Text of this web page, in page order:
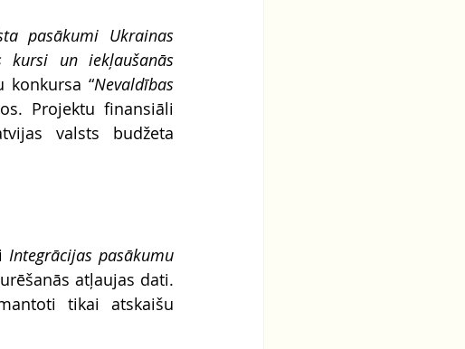
pasākumi Ukrainas
kursi un iekļaušanās
konkursa “Nevaldības
Projektu finansiāli
valsts budžeta
Integrācijas pasākumu
atļaujas dati.
tikai atskaišu